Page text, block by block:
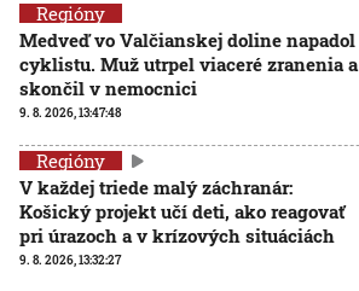
Regióny
Medveď vo Valčianskej doline napadol
cyklistu. Muž utrpel viaceré zranenia a
skončil v nemocnici
9. 8. 2026, 13:47:48
Regióny
V každej triede malý záchranár:
Košický projekt učí deti, ako reagovať
pri úrazoch a v krízových situáciách
9. 8. 2026, 13:32:27